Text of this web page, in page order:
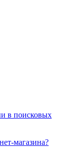
в поисковых
магазина?